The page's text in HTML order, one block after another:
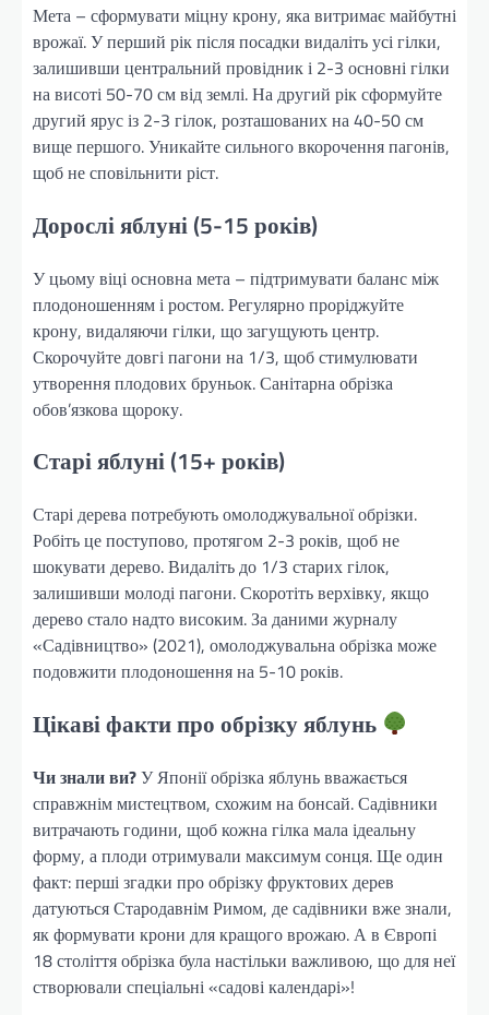
Мета – сформувати міцну крону, яка витримає майбутні
врожаї. У перший рік після посадки видаліть усі гілки,
залишивши центральний провідник і 2-3 основні гілки
на висоті 50-70 см від землі. На другий рік сформуйте
другий ярус із 2-3 гілок, розташованих на 40-50 см
вище першого. Уникайте сильного вкорочення пагонів,
щоб не сповільнити ріст.
Дорослі яблуні (5-15 років)
У цьому віці основна мета – підтримувати баланс між
плодоношенням і ростом. Регулярно проріджуйте
крону, видаляючи гілки, що загущують центр.
Скорочуйте довгі пагони на 1/3, щоб стимулювати
утворення плодових бруньок. Санітарна обрізка
обов’язкова щороку.
Старі яблуні (15+ років)
Старі дерева потребують омолоджувальної обрізки.
Робіть це поступово, протягом 2-3 років, щоб не
шокувати дерево. Видаліть до 1/3 старих гілок,
залишивши молоді пагони. Скоротіть верхівку, якщо
дерево стало надто високим. За даними журналу
«Садівництво» (2021), омолоджувальна обрізка може
подовжити плодоношення на 5-10 років.
Цікаві факти про обрізку яблунь
Чи знали ви?У Японії обрізка яблунь вважається
справжнім мистецтвом, схожим на бонсай. Садівники
витрачають години, щоб кожна гілка мала ідеальну
форму, а плоди отримували максимум сонця. Ще один
факт: перші згадки про обрізку фруктових дерев
датуються Стародавнім Римом, де садівники вже знали,
як формувати крони для кращого врожаю. А в Європі
18 століття обрізка була настільки важливою, що для неї
створювали спеціальні «садові календарі»!